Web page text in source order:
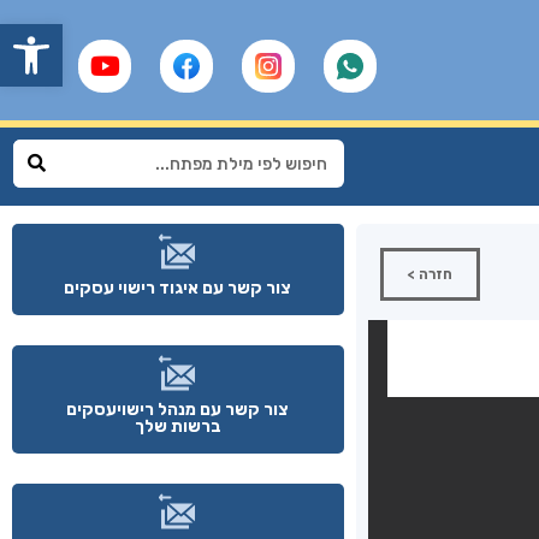
חזרה >
צור קשר עם איגוד רישוי עסקים
צור קשר עם מנהל רישויעסקים
ברשות שלך